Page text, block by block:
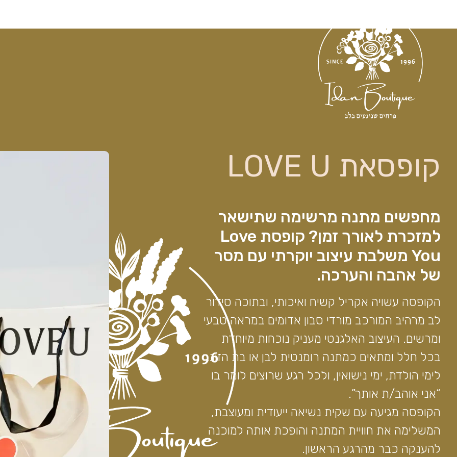
קופסאת LOVE U
מחפשים מתנה מרשימה שתישאר
למזכרת לאורך זמן? קופסת Love
You משלבת עיצוב יוקרתי עם מסר
של אהבה והערכה.
הקופסה עשויה אקריל קשיח ואיכותי, ובתוכה סידור
לב מרהיב המורכב מורדי סבון אדומים במראה טבעי
ומרשים. העיצוב האלגנטי מעניק נוכחות מיוחדת
בכל חלל ומתאים כמתנה רומנטית לבן או בת הזוג,
לימי הולדת, ימי נישואין, ולכל רגע שרוצים לומר בו
“אני אוהב/ת אותך”.
הקופסה מגיעה עם שקית נשיאה ייעודית ומעוצבת,
המשלימה את חוויית המתנה והופכת אותה למוכנה
להענקה כבר מהרגע הראשון.